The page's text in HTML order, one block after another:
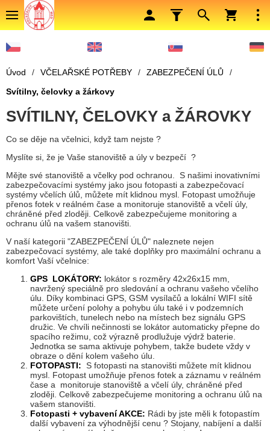
Úvod / VČELAŘSKÉ POTŘEBY / ZABEZPEČENÍ ÚLŮ
/
Svítilny, čelovky a žárkovy
SVÍTILNY, ČELOVKY a ŽÁROVKY
Co se děje na včelnici, když tam nejste ?
Myslíte si, že je Vaše stanoviště a úly v bezpečí ?
Mějte své stanoviště a včelky pod ochranou. S našimi inovativními
zabezpečovacími systémy jako jsou fotopasti a zabezpečovací
systémy včelích úlů, můžete mít klidnou mysl. Fotopast umožňuje
přenos fotek v reálném čase a monitoruje stanoviště a včelí úly,
chráněné před zloději. Celkově zabezpečujeme monitoring a
ochranu úlů na vašem stanovišti.
V naší kategorii "ZABEZPEČENÍ ÚLŮ" naleznete nejen
zabezpečovací systémy, ale také doplňky pro maximální ochranu a
komfort Vaší včelnice:
GPS LOKÁTORY: lokátor s rozměry 42x26x15 mm,
navržený speciálně pro sledování a ochranu vašeho včelího
úlu. Díky kombinaci GPS, GSM vysílačů a lokální WIFI sítě
můžete určení polohy a pohybu úlu také i v podzemních
parkovištích, tunelech nebo na místech bez signálu GPS
družic. Ve chvíli nečinnosti se lokátor automaticky přepne do
spacího režimu, což výrazně prodlužuje výdrž baterie.
Jednotka se sama aktivuje pohybem, takže budete vždy v
obraze o dění kolem vašeho úlu.
FOTOPASTI: S fotopasti na stanovišti můžete mít klidnou
mysl. Fotopast umožňuje přenos fotek a záznamu v reálném
čase a monitoruje stanoviště a včelí úly, chráněné před
zloději. Celkově zabezpečujeme monitoring a ochranu úlů na
vašem stanovišti.
Fotopasti + vybavení AKCE: Rádi by jste měli k fotopastím
další vybavení za výhodnější cenu ? Stojany, nabíjení a další